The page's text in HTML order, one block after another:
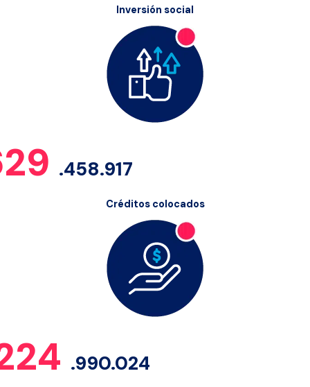
Inversión social
.458.917
Créditos colocados
.990.024